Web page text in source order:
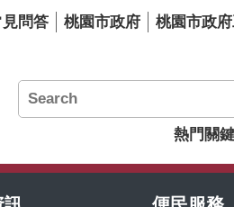
問答 桃園市政府 桃園市政
熱門關